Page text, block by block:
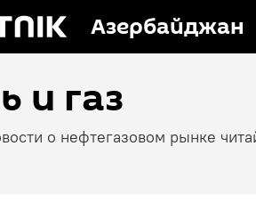
Азербайджан
и газ
о нефтегазовом рынке